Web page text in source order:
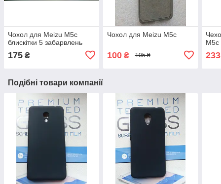
Чохол для Meizu M5c
блискітки 5 забарвлень
175 ₴
Чохол для Meizu M5c
100₴ 105 ₴
M5c
233
Подібні товари компанії